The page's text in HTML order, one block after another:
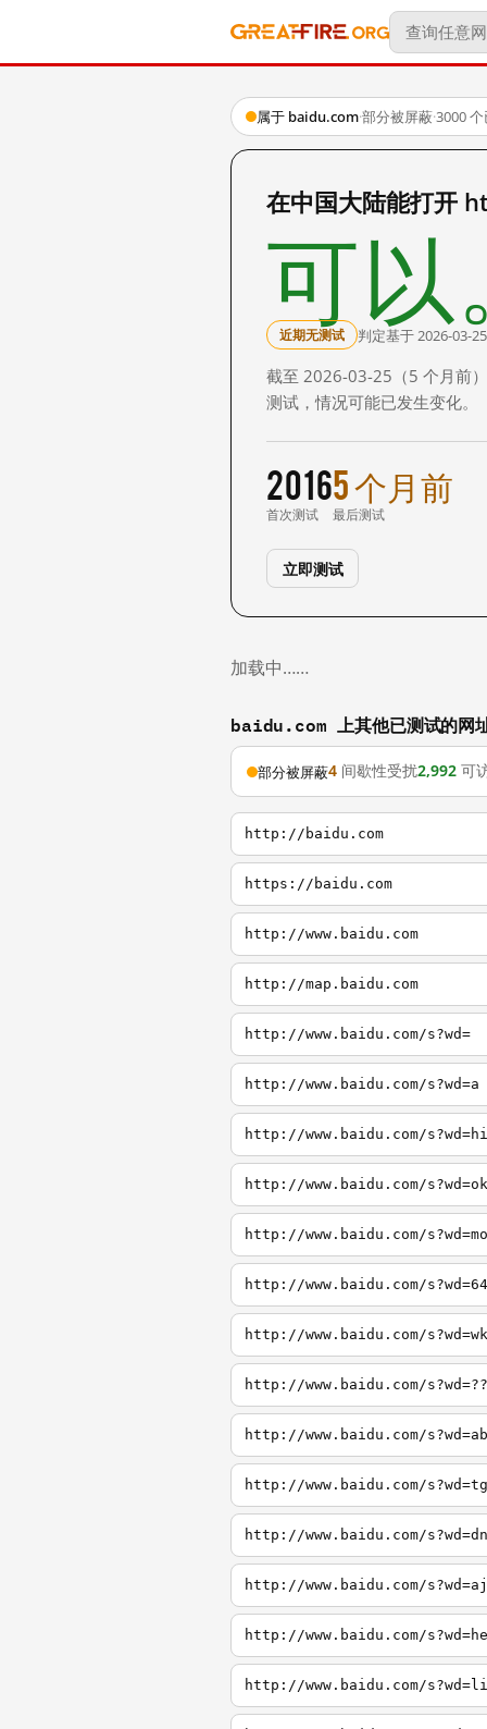
属于 baidu.com·部分被屏蔽·3000
在中国大陆能打开
可以
近期无测试 判定基于 2026-03-
截至 2026-03-25（5 个月前
测试，情况可能已发生变化。
2016
首次测试
5 个月前
最后测试
立即测试
加载中……
baidu.com 上其他已测试的网
部分被屏蔽4 间歇性受扰2,992 可
http://baidu.com
https://baidu.com
http://www.baidu.com
http://map.baidu.com
http://www.baidu.com/s?wd=
http://www.baidu.com/s?wd=a
http://www.baidu.com/s?wd=hi
http://www.baidu.com/s?wd=ok
http://www.baidu.com/s?wd=mo
http://www.baidu.com/s?wd=64
http://www.baidu.com/s?wd=wk
http://www.baidu.com/s?wd=??
http://www.baidu.com/s?wd=ab
http://www.baidu.com/s?wd=tg
http://www.baidu.com/s?wd=dn
http://www.baidu.com/s?wd=aj
http://www.baidu.com/
http://www.baidu.com/